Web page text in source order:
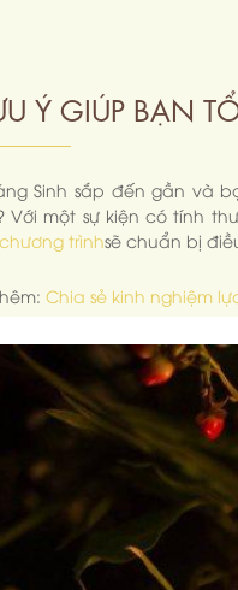
Ý GIÚP BẠN
Sinh sắp đến gần và
Với một sự kiện có tính
trìnhsẽ chuẩn bị
Chia sẻ kinh nghiệm